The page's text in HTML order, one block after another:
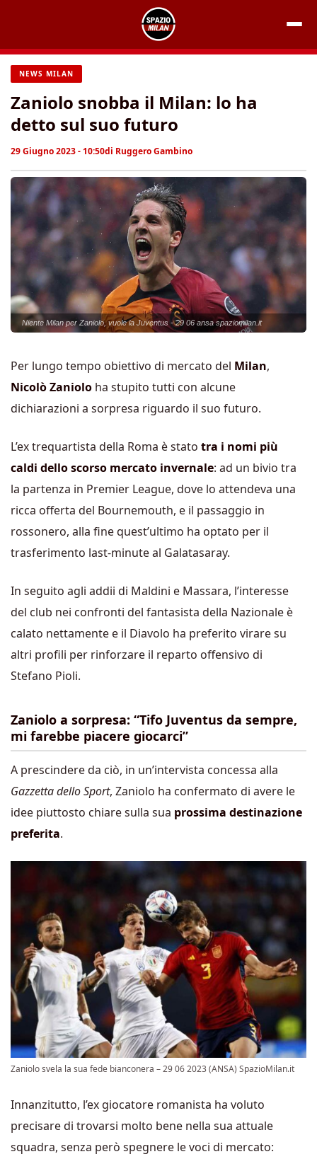
contenuto
NEWS MILAN
Zaniolo snobba il Milan: lo ha
detto sul suo futuro
29 Giugno 2023 - 10:50di Ruggero Gambino
Niente Milan per Zaniolo, vuole la Juventus - 29 06 ansa spaziomilan.it
Per lungo tempo obiettivo di mercato del Milan,
Nicolò Zaniolo ha stupito tutti con alcune
dichiarazioni a sorpresa riguardo il suo futuro.
L’ex trequartista della Roma è stato tra i nomi più
caldi dello scorso mercato invernale: ad un bivio tra
la partenza in Premier League, dove lo attendeva una
ricca offerta del Bournemouth, e il passaggio in
rossonero, alla fine quest’ultimo ha optato per il
trasferimento last-minute al Galatasaray.
In seguito agli addii di Maldini e Massara, l’interesse
del club nei confronti del fantasista della Nazionale è
calato nettamente e il Diavolo ha preferito virare su
altri profili per rinforzare il reparto offensivo di
Stefano Pioli.
Zaniolo a sorpresa: “Tifo Juventus da sempre,
mi farebbe piacere giocarci”
A prescindere da ciò, in un’intervista concessa alla
Gazzetta dello Sport, Zaniolo ha confermato di avere le
idee piuttosto chiare sulla sua prossima destinazione
preferita.
Zaniolo svela la sua fede bianconera – 29 06 2023 (ANSA) SpazioMilan.it
Innanzitutto, l’ex giocatore romanista ha voluto
precisare di trovarsi molto bene nella sua attuale
squadra, senza però spegnere le voci di mercato: